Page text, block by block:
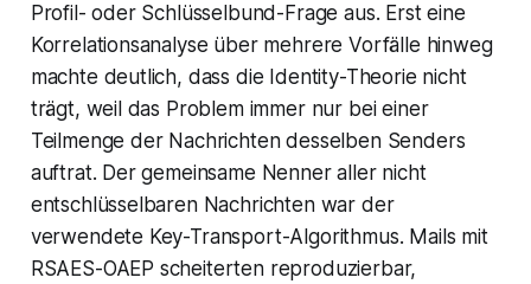
Profil- oder Schlüsselbund-Frage aus. Erst eine
Korrelationsanalyse über mehrere Vorfälle hinweg
machte deutlich, dass die Identity-Theorie nicht
trägt, weil das Problem immer nur bei einer
Teilmenge der Nachrichten desselben Senders
auftrat. Der gemeinsame Nenner aller nicht
entschlüsselbaren Nachrichten war der
verwendete Key-Transport-Algorithmus. Mails mit
RSAES-OAEP scheiterten reproduzierbar,